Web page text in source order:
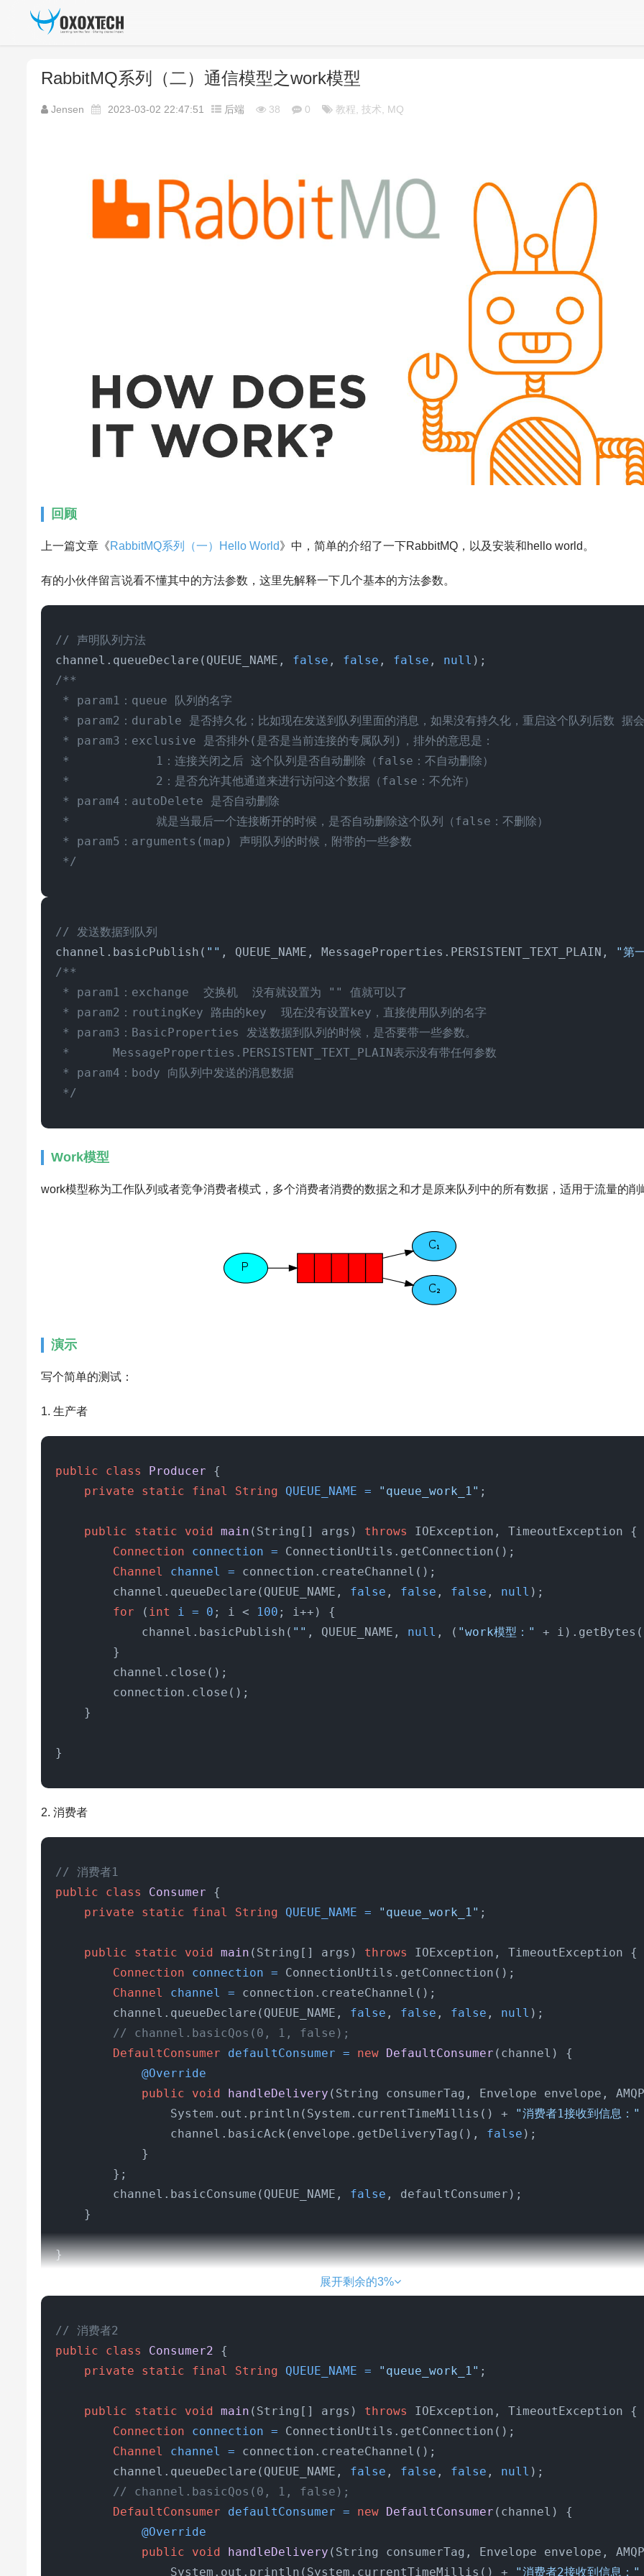
RabbitMQ系列（二）通信模型之work模型
Jensen 2023-03-02 22:47:51 后端 38 0 教程, 技术, MQ
回顾
上一篇文章《RabbitMQ系列（一）Hello World》中，简单的介绍了一下RabbitMQ，以及安装和hello world。
有的小伙伴留言说看不懂其中的方法参数，这里先解释一下几个基本的方法参数。
// 声明队列方法
channel.queueDeclare(QUEUE_NAME, false , false , false , null
/**
* param1：queue 队列的名字
* param2：durable 是否持久化；比如现在发送到队列里面的消息，如果没有持久化，重启这个队列后数
* param3：exclusive 是否排外(是否是当前连接的专属队列)，排外的意思是：
*            1：连接关闭之后 这个队列是否自动删除（false：不自动删除）
*            2：是否允许其他通道来进行访问这个数据（false：不允许）
* param4：autoDelete 是否自动删除
*            就是当最后一个连接断开的时候，是否自动删除这个队列（false：不删除）
* param5：arguments(map) 声明队列的时候，附带的一些参数
*/
// 发送数据到队列
channel.basicPublish( "" , QUEUE_NAME, MessageProperties.PERSISTENT_TEXT_PLAIN,
"第
/**
* param1：exchange  交换机  没有就设置为 "" 值就可以了
* param2：routingKey 路由的key  现在没有设置key，直接使用队列的名字
* param3：BasicProperties 发送数据到队列的时候，是否要带一些参数。
*      MessageProperties.PERSISTENT_TEXT_PLAIN表示没有带任何参数
* param4：body 向队列中发送的消息数据
*/
Work模型
work模型称为工作队列或者竞争消费者模式，多个消费者消费的数据之和才是原来队列中的所有数据，适用于流量的削
演示
写个简单的测试：
1. 生产者
public class Producer {
private
static final String QUEUE_NAME = "queue_work_1" ;
public static void main (String[] args) throws
IOException, TimeoutException {
Connection
connection = ConnectionUtils.getConnection();
Channel
channel = connection.createChannel();
        channel.queueDeclare(QUEUE_NAME,
false , false , false , null );
for ( int i = 0 ; i < 100 ; i++) {
            channel.basicPublish(
"" , QUEUE_NAME, null , ( "work模型："
+
        }
        channel.close();
        connection.close();
    }
}
2. 消费者
// 消费者1
public
class Consumer {
private
static final String QUEUE_NAME = "queue_work_1" ;
public static void main (String[] args) throws
IOException, TimeoutException {
Connection
connection = ConnectionUtils.getConnection();
Channel
channel = connection.createChannel();
        channel.queueDeclare(QUEUE_NAME,
false , false , false , null );
// channel.basicQos(0, 1, false);
DefaultConsumer
defaultConsumer = new DefaultConsumer (channel) {
@Override
public
void handleDelivery (String consumerTag, Envelope envelope,
                System.out.println(System.currentTimeMillis() +
"消费者1接收到信息："
                channel.basicAck(envelope.getDeliveryTag(),
false );
            }
        };
        channel.basicConsume(QUEUE_NAME,
false , defaultConsumer);
    }
}
展开剩余的3%
// 消费者2
public
class Consumer2 {
private
static final String QUEUE_NAME = "queue_work_1" ;
public static void main (String[] args) throws
IOException, TimeoutException {
Connection
connection = ConnectionUtils.getConnection();
Channel
channel = connection.createChannel();
        channel.queueDeclare(QUEUE_NAME,
false , false , false , null );
// channel.basicQos(0, 1, false);
DefaultConsumer
defaultConsumer = new DefaultConsumer (channel) {
@Override
public
void handleDelivery (String consumerTag, Envelope envelope,
                System.out.println(System.currentTimeMillis() +
"消费者2接收到信息："